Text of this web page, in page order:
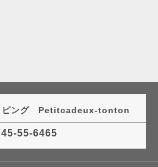
ピング Petitcadeux-tonton
55-6465